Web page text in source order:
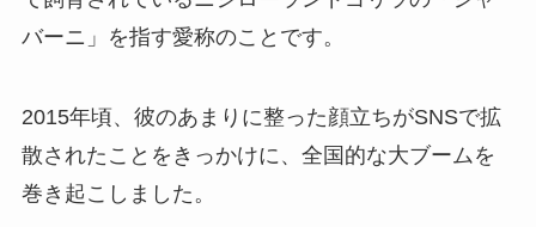
バーニ」を指す愛称のことです。
2015年頃、彼のあまりに整った顔立ちがSNSで拡
散されたことをきっかけに、全国的な大ブームを
巻き起こしました。